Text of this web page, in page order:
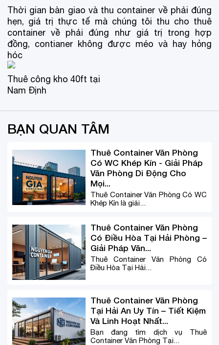
Thời gian bàn giao và thu container về phải đúng
hẹn, giá trị thực tế mà chúng tôi thu cho thuê
container về phải đúng như giá trị trong hợp
đồng, contianer không được méo và hay hỏng
hóc
Thuê công kho 40ft tại
Nam Định
BẠN QUAN TÂM
Thuê Container Văn Phòng
Có WC Khép Kín - Giải Pháp
Văn Phòng Di Động Cho
Mọi...
Thuê Container Văn Phòng Có WC
Khép Kín là giải...
Thuê Container Văn Phòng
Có Điều Hòa Tại Hải Phòng –
Giải Pháp Văn...
Thuê Container Văn Phòng Có
Điều Hòa Tại Hải...
Thuê Container Văn Phòng
Tại Hải An Uy Tín – Tiết Kiệm
Và Linh Hoạt Nhất...
Bạn đang tìm dịch vụ Thuê
Container Văn Phòng Tại...